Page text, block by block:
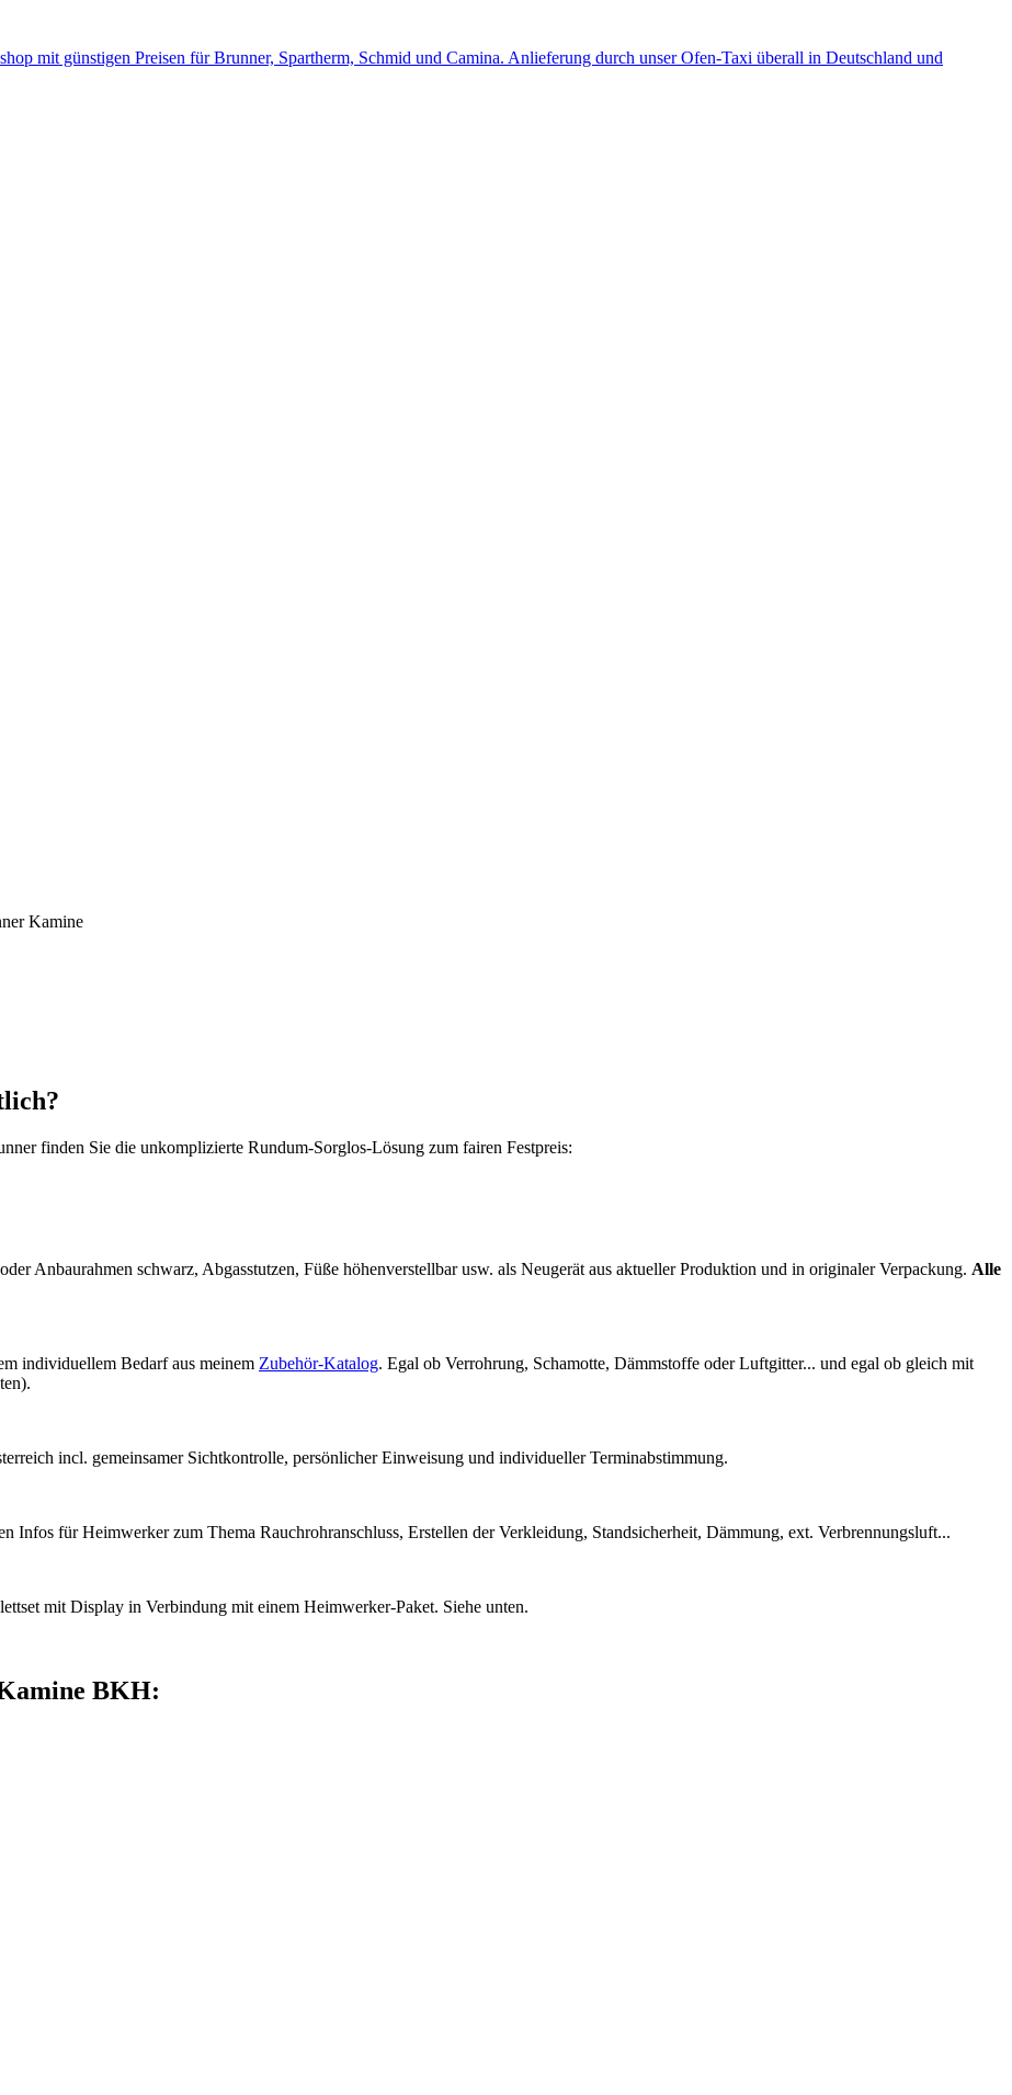
Kamine
finden Sie die unkomplizierte Rundum-Sorglos-Lösung zum fairen Festpreis:
Anbaurahmen schwarz, Abgasstutzen, Füße höhenverstellbar usw. als Neugerät aus aktueller Produktion und in originaler Verpackung. Alle
individuellem Bedarf aus meinem Zubehör-Katalog. Egal ob Verrohrung, Schamotte, Dämmstoffe oder Luftgitter... und egal ob gleich mit
incl. gemeinsamer Sichtkontrolle, persönlicher Einweisung und individueller Terminabstimmung.
Infos für Heimwerker zum Thema Rauchrohranschluss, Erstellen der Verkleidung, Standsicherheit, Dämmung, ext. Verbrennungsluft...
mit Display in Verbindung mit einem Heimwerker-Paket. Siehe unten.
BKH: